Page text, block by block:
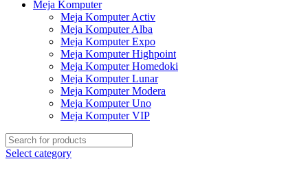
Meja Komputer
Meja Komputer Activ
Meja Komputer Alba
Meja Komputer Expo
Meja Komputer Highpoint
Meja Komputer Homedoki
Meja Komputer Lunar
Meja Komputer Modera
Meja Komputer Uno
Meja Komputer VIP
Select category